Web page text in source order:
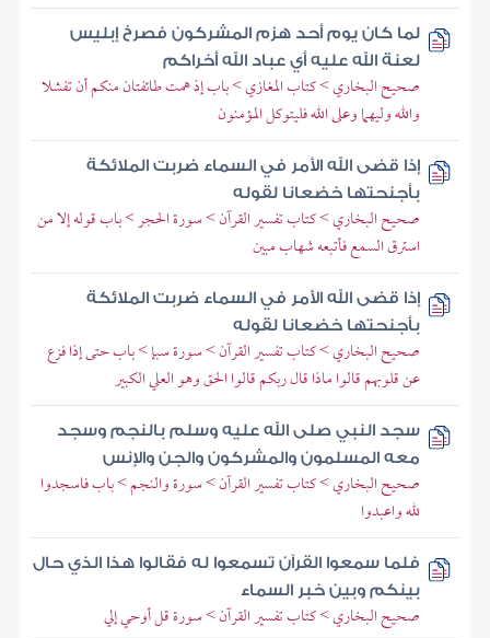
لما كان يوم أحد هزم المشركون فصرخ إبليس
لعنة الله عليه أي عباد الله أخراكم
صحيح البخاري > كتاب المغازي > باب إذ همت طائفتان منكم أن تفشلا
والله وليهما وعلى الله فليتوكل المؤمنون
إذا قضى الله الأمر في السماء ضربت الملائكة
بأجنحتها خضعانا لقوله
صحيح البخاري > كتاب تفسير القرآن > سورة الحجر > باب قوله إلا من
استرق السمع فأتبعه شهاب مبين
إذا قضى الله الأمر في السماء ضربت الملائكة
بأجنحتها خضعانا لقوله
صحيح البخاري > كتاب تفسير القرآن > سورة سبإ > باب حتى إذا فزع
عن قلوبهم قالوا ماذا قال ربكم قالوا الحق وهو العلي الكبير
سجد النبي صلى الله عليه وسلم بالنجم وسجد
معه المسلمون والمشركون والجن والإنس
صحيح البخاري > كتاب تفسير القرآن > سورة والنجم > باب فاسجدوا
لله واعبدوا
فلما سمعوا القرآن تسمعوا له فقالوا هذا الذي حال
بينكم وبين خبر السماء
صحيح البخاري > كتاب تفسير القرآن > سورة قل أوحي إلي